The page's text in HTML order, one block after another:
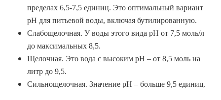
пределах 6,5-7,5 единиц. Это оптимальный вариант
pH для питьевой воды, включая бутилированную.
Слабощелочная. У воды этого вида рН от 7,5 моль/л
до максимальных 8,5.
Щелочная. Это вода с высоким pH – от 8,5 моль на
литр до 9,5.
Сильнощелочная. Значение рН – больше 9,5 единиц.